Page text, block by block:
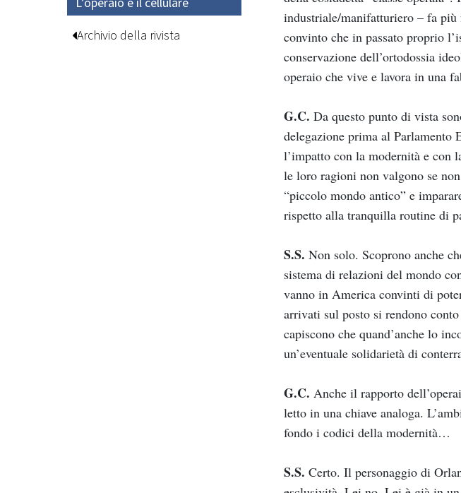
Archivio della rivista
industriale/manifatturiero – fa
convinto che in passato proprio
conservazione dell’ortodossia
operaio che vive e lavora in una
G.C. Da questo punto di vista
delegazione prima al
l’impatto con la modernità e con
le loro ragioni non valgono se
“piccolo mondo antico” e
rispetto alla tranquilla routine di
S.S. Non solo. Scoprono anche
sistema di relazioni del mondo
vanno in America convinti di
arrivati sul posto si rendono
capiscono che quand’anche lo
un’eventuale solidarietà di
G.C. Anche il rapporto
letto in una chiave analoga.
fondo i codici della modernità…
S.S. Certo. Il personaggio di